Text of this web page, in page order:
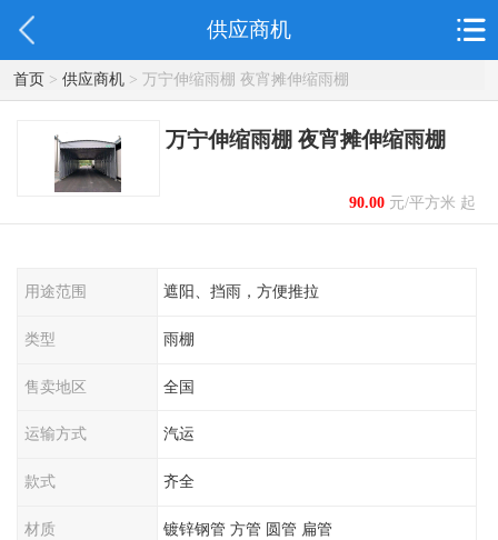
供应商机
首页> 供应商机> 万宁伸缩雨棚 夜宵摊伸缩雨棚
万宁伸缩雨棚 夜宵摊伸缩雨棚
90.00元/平方米 起
用途范围 遮阳、挡雨，方便推拉
类型 雨棚
售卖地区 全国
运输方式 汽运
款式 齐全
材质 镀锌钢管 方管 圆管 扁管